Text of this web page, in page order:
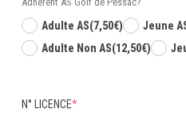
Adulte AS(7,50€) Jeune
Adulte Non AS(12,50€)
N° LICENCE*(required)